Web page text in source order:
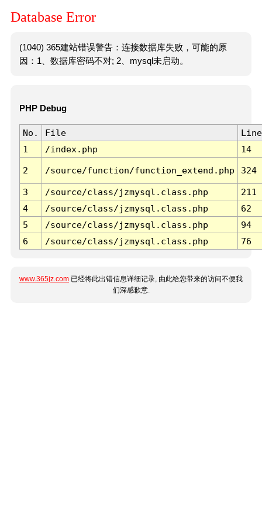
Database Error
(1040) 365建站错误警告：连接数据库失败，可能的原
因：1、数据库密码不对; 2、mysql未启动。
PHP Debug
No. File
Line
1
/index.php 14
2 /source/function/function_extend.php 324
3 /source/class/jzmysql.class.php
211
4
/source/class/jzmysql.class.php
62
5
/source/class/jzmysql.class.php
94
6
/source/class/jzmysql.class.php 76
www.365jz.com 已经将此出错信息详细记录, 由此给您带来的访问不便我
们深感歉意.